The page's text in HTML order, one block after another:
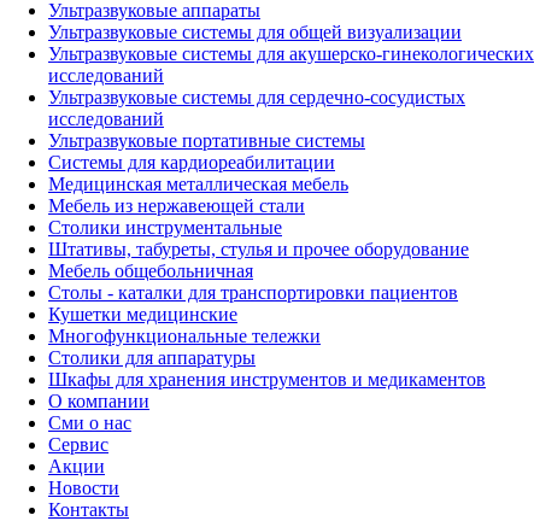
Ультразвуковые аппараты
Ультразвуковые системы для общей визуализации
Ультразвуковые системы для акушерско-гинекологических
исследований
Ультразвуковые системы для cердечно-сосудистых
исследований
Ультразвуковые портативные системы
Системы для кардиореабилитации
Медицинская металлическая мебель
Мебель из нержавеющей стали
Столики инструментальные
Штативы, табуреты, стулья и прочее оборудование
Мебель общебольничная
Столы - каталки для транспортировки пациентов
Кушетки медицинские
Многофункциональные тележки
Столики для аппаратуры
Шкафы для хранения инструментов и медикаментов
О компании
Сми о нас
Сервис
Акции
Новости
Контакты